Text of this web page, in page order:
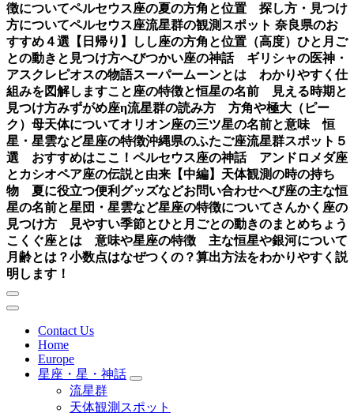
徴についてペルセウス座の夏の方角と位置 探し方・見つけ
方についてペルセウス座流星群の観測スポット 奈良県のお
すすめ４選【日帰り】
しし座の方角と位置（高度）ひと月ご
との動きと見つけ方へびつかい座の神話 ギリシャの医神・
アスクレピオスの物語スーパームーンとは わかりやすく仕
組みを図解しますこと座の特徴と恒星の名前 見える時期と
見つけ方みずがめ座η流星群の読み方 方角や極大（ピー
ク）母天体についてオリオン座の三ツ星の名前と意味 恒
星・星雲など星座の特徴沖縄県のふたご座流星群スポット５
選 おすすめはここ！ ペルセウス座の神話 アンドロメダ座
とカシオペア座の伝説と由来【中編】 天体観測の時の持ち
物 夏に役立つ便利グッズなどお問い合わせへび座の主な恒
星の名前と星団・星雲など星座の特徴についてさんかく座の
見つけ方 見やすい季節とひと月ごとの動きのまとめちょう
こくぐ座とは 意味や星座の特徴 主な恒星や銀河について
月齢とは？小数点はなぜつくの？算出方法をわかりやすく説
明します！
Contact Us
Home
Europe
星座・星・神話
流星群
天体観測スポット